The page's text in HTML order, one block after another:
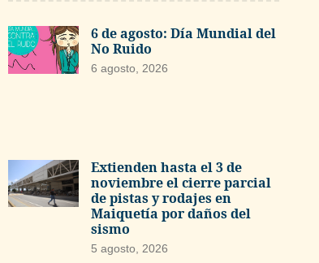
6 de agosto: Día Mundial del
No Ruido
6 agosto, 2026
Extienden hasta el 3 de
noviembre el cierre parcial
de pistas y rodajes en
Maiquetía por daños del
sismo
5 agosto, 2026